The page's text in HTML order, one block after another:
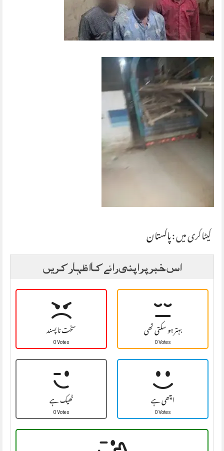
کیٹاگری میں :پاکستان
اس خبر پر اپنی رائے کا اظہار کریں
سخت نا پسند
0 Votes بہتر ہو سکتی تھی
0 Votes
ٹھیک ہے
0 Votes اچھی ہے
0 Votes